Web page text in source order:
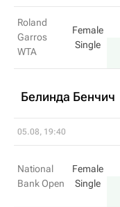
Roland
Garros
WTA
Female
Single
Белинда Бенчич
05.08, 19:40
National
Bank Open
Female
Single